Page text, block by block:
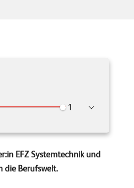
EFZ Systemtechnik und
die Berufswelt.